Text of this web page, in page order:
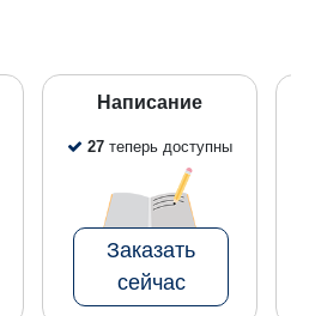
Написание
27 теперь доступны
Заказать
сейчас